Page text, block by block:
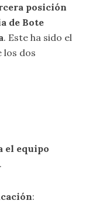
posición
de Bote
. Este ha sido el
dos
el equipo
.
: